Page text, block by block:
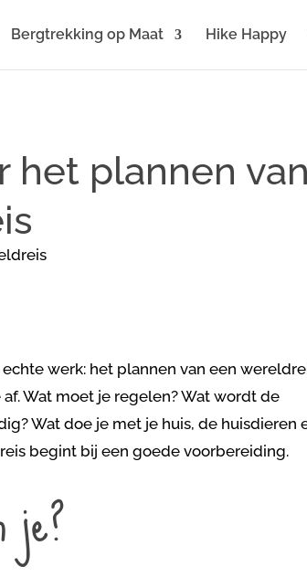
Bergtrekking op Maat Hike Happy
het plannen
werk: het plannen van een
Wat moet je regelen? Wat wordt de
Wat doe je met je huis, de huisdieren
begint bij een goede voorbereiding.